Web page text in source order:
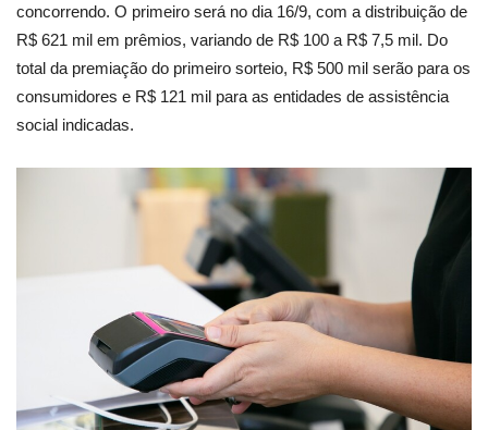
concorrendo. O primeiro será no dia 16/9, com a distribuição de
R$ 621 mil em prêmios, variando de R$ 100 a R$ 7,5 mil. Do
total da premiação do primeiro sorteio, R$ 500 mil serão para os
consumidores e R$ 121 mil para as entidades de assistência
social indicadas.